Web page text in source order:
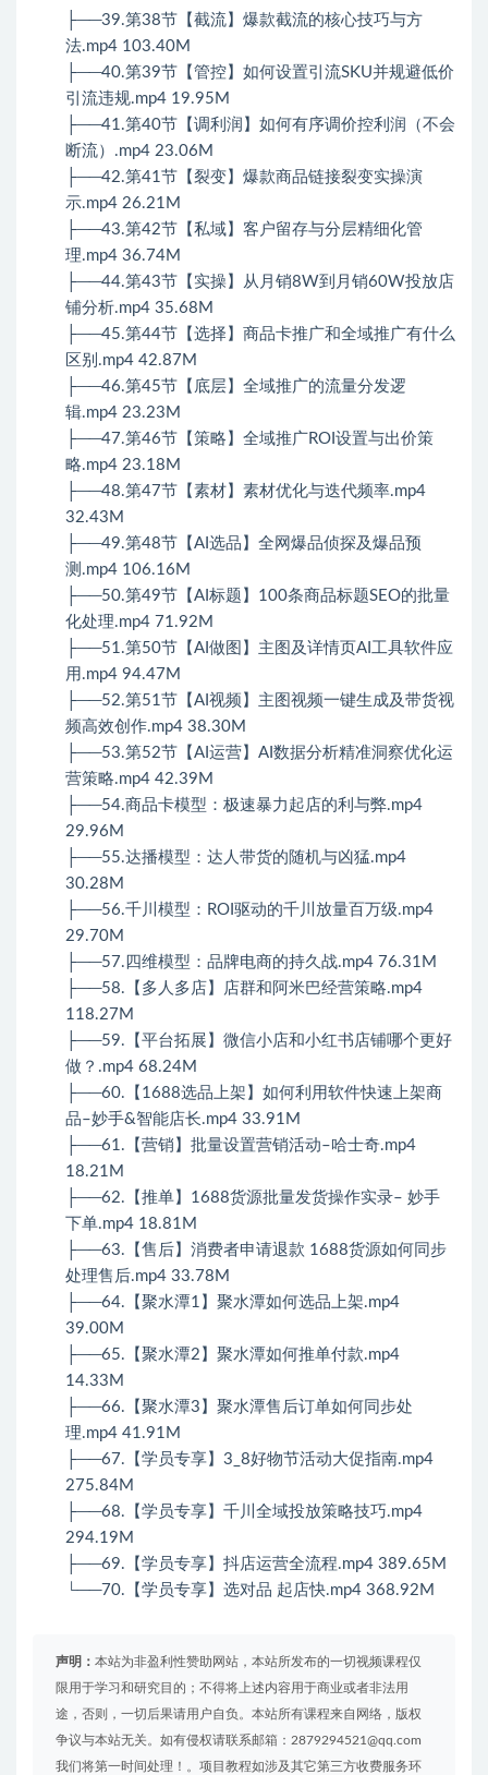
├──39.第38节【截流】爆款截流的核心技巧与方
法.mp4 103.40M
├──40.第39节【管控】如何设置引流SKU并规避低价
引流违规.mp4 19.95M
├──41.第40节【调利润】如何有序调价控利润（不会
断流）.mp4 23.06M
├──42.第41节【裂变】爆款商品链接裂变实操演
示.mp4 26.21M
├──43.第42节【私域】客户留存与分层精细化管
理.mp4 36.74M
├──44.第43节【实操】从月销8W到月销60W投放店
铺分析.mp4 35.68M
├──45.第44节【选择】商品卡推广和全域推广有什么
区别.mp4 42.87M
├──46.第45节【底层】全域推广的流量分发逻
辑.mp4 23.23M
├──47.第46节【策略】全域推广ROI设置与出价策
略.mp4 23.18M
├──48.第47节【素材】素材优化与迭代频率.mp4
32.43M
├──49.第48节【AI选品】全网爆品侦探及爆品预
测.mp4 106.16M
├──50.第49节【AI标题】100条商品标题SEO的批量
化处理.mp4 71.92M
├──51.第50节【AI做图】主图及详情页AI工具软件应
用.mp4 94.47M
├──52.第51节【AI视频】主图视频一键生成及带货视
频高效创作.mp4 38.30M
├──53.第52节【AI运营】AI数据分析精准洞察优化运
营策略.mp4 42.39M
├──54.商品卡模型：极速暴力起店的利与弊.mp4
29.96M
├──55.达播模型：达人带货的随机与凶猛.mp4
30.28M
├──56.千川模型：ROI驱动的千川放量百万级.mp4
29.70M
├──57.四维模型：品牌电商的持久战.mp4 76.31M
├──58.【多人多店】店群和阿米巴经营策略.mp4
118.27M
├──59.【平台拓展】微信小店和小红书店铺哪个更好
做？.mp4 68.24M
├──60.【1688选品上架】如何利用软件快速上架商
品–妙手&智能店长.mp4 33.91M
├──61.【营销】批量设置营销活动–哈士奇.mp4
18.21M
├──62.【推单】1688货源批量发货操作实录– 妙手
下单.mp4 18.81M
├──63.【售后】消费者申请退款 1688货源如何同步
处理售后.mp4 33.78M
├──64.【聚水潭1】聚水潭如何选品上架.mp4
39.00M
├──65.【聚水潭2】聚水潭如何推单付款.mp4
14.33M
├──66.【聚水潭3】聚水潭售后订单如何同步处
理.mp4 41.91M
├──67.【学员专享】3_8好物节活动大促指南.mp4
275.84M
├──68.【学员专享】千川全域投放策略技巧.mp4
294.19M
├──69.【学员专享】抖店运营全流程.mp4 389.65M
└──70.【学员专享】选对品 起店快.mp4 368.92M
声明： 本站为非盈利性赞助网站，本站所发布的一切视频课程仅
限用于学习和研究目的；不得将上述内容用于商业或者非法用
途，否则，一切后果请用户自负。本站所有课程来自网络，版权
争议与本站无关。如有侵权请联系邮箱：2879294521@qq.com
我们将第一时间处理！。项目教程如涉及其它第三方收费服务环